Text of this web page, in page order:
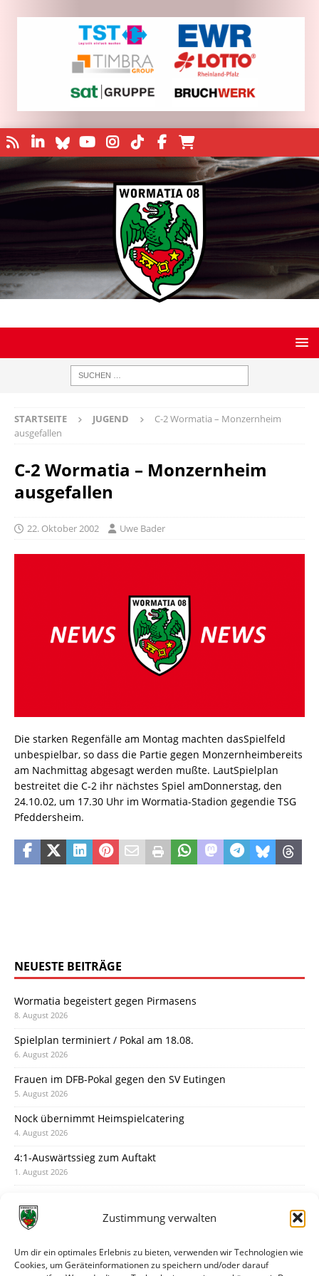
Zustimmung verwalten
Um dir ein optimales Erlebnis zu bieten, verwenden wir Technologien wie
Cookies, um Geräteinformationen zu speichern und/oder darauf
STARTSEITE JUGEND
C-2 Wormatia – Monzernheim
ausgefallen
C-2 Wormatia – Monzernheim
ausgefallen
22. Oktober 2002 Uwe Bader
Die starken Regenfälle am Montag machten dasSpielfeld
unbespielbar, so dass die Partie gegen Monzernheimbereits
am Nachmittag abgesagt werden mußte. LautSpielplan
bestreitet die C-2 ihr nächstes Spiel amDonnerstag, den
24.10.02, um 17.30 Uhr im Wormatia-Stadion gegendie TSG
Pfeddersheim.
NEUESTE BEITRÄGE
Wormatia begeistert gegen Pirmasens
8. August 2026
Spielplan terminiert / Pokal am 18.08.
6. August 2026
Frauen im DFB-Pokal gegen den SV Eutingen
5. August 2026
Nock übernimmt Heimspielcatering
4. August 2026
4:1-Auswärtssieg zum Auftakt
1. August 2026
31. Juli 2026
30. Juli 2026